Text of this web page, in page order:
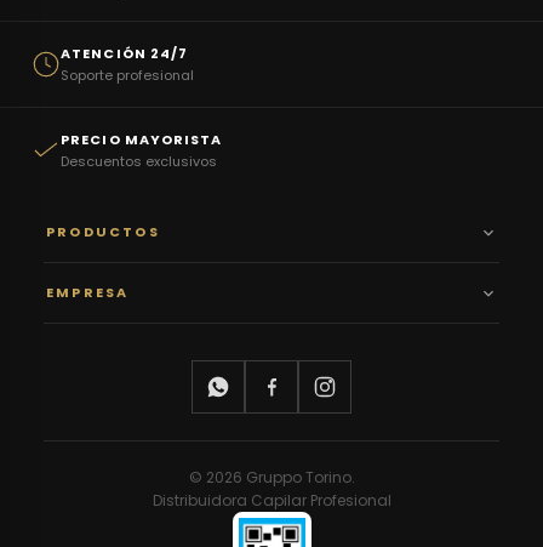
ATENCIÓN 24/7
Soporte profesional
PRECIO MAYORISTA
Descuentos exclusivos
PRODUCTOS
EMPRESA
© 2026 Gruppo Torino.
Distribuidora Capilar Profesional